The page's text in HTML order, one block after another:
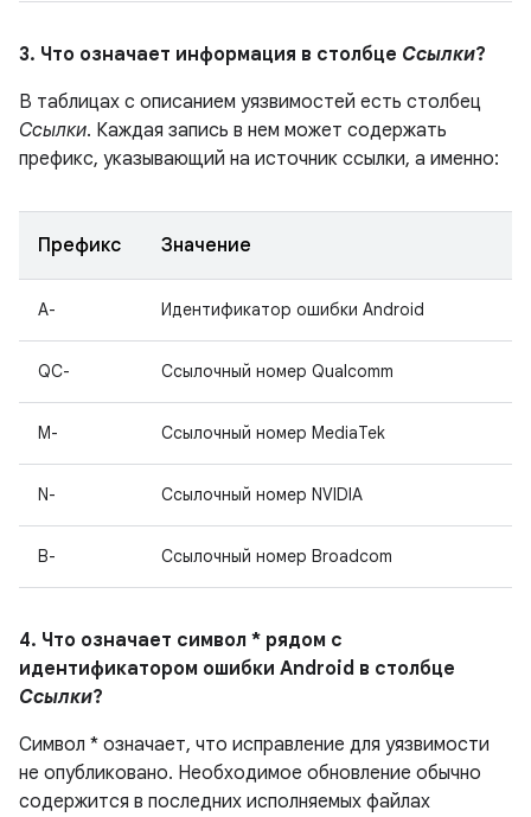
3. Что означает информация в столбце Ссылки?
В таблицах с описанием уязвимостей есть столбец
Ссылки. Каждая запись в нем может содержать
префикс, указывающий на источник ссылки, а именно:
Префикс Значение
A- Идентификатор ошибки Android
QC- Ссылочный номер Qualcomm
M- Ссылочный номер MediaTek
N- Ссылочный номер NVIDIA
B- Ссылочный номер Broadcom
4. Что означает символ * рядом с
идентификатором ошибки Android в столбце
Ссылки?
Символ * означает, что исправление для уязвимости
не опубликовано. Необходимое обновление обычно
содержится в последних исполняемых файлах